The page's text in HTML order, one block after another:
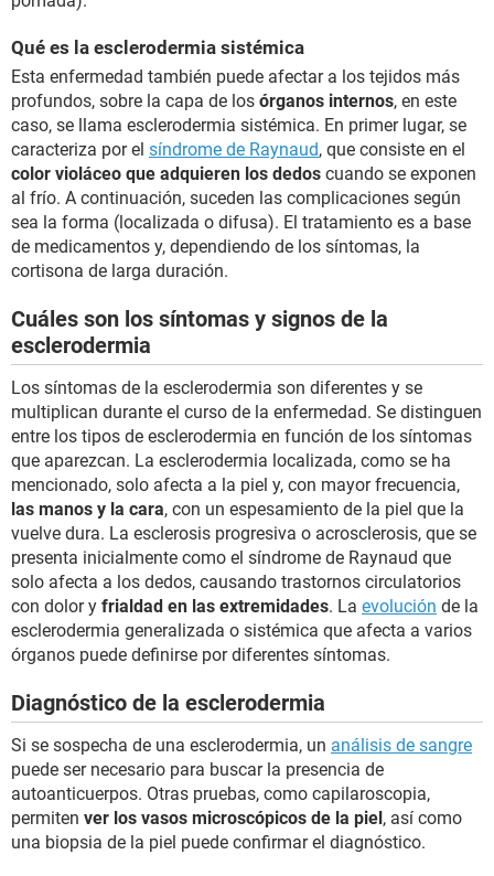
Qué es la esclerodermia sistémica
Esta enfermedad también puede afectar a los tejidos más
profundos, sobre la capa de los órganos internos, en este
caso, se llama esclerodermia sistémica. En primer lugar, se
caracteriza por el síndrome de Raynaud, que consiste en el
color violáceo que adquieren los dedos cuando se exponen
al frío. A continuación, suceden las complicaciones según
sea la forma (localizada o difusa). El tratamiento es a base
de medicamentos y, dependiendo de los síntomas, la
cortisona de larga duración.
Cuáles son los síntomas y signos de la
esclerodermia
Los síntomas de la esclerodermia son diferentes y se
multiplican durante el curso de la enfermedad. Se distinguen
entre los tipos de esclerodermia en función de los síntomas
que aparezcan. La esclerodermia localizada, como se ha
mencionado, solo afecta a la piel y, con mayor frecuencia,
las manos y la cara, con un espesamiento de la piel que la
vuelve dura. La esclerosis progresiva o acrosclerosis, que se
presenta inicialmente como el síndrome de Raynaud que
solo afecta a los dedos, causando trastornos circulatorios
con dolor y frialdad en las extremidades. La evolución de la
esclerodermia generalizada o sistémica que afecta a varios
órganos puede definirse por diferentes síntomas.
Diagnóstico de la esclerodermia
Si se sospecha de una esclerodermia, un análisis de sangre
puede ser necesario para buscar la presencia de
autoanticuerpos. Otras pruebas, como capilaroscopia,
permiten ver los vasos microscópicos de la piel, así como
una biopsia de la piel puede confirmar el diagnóstico.